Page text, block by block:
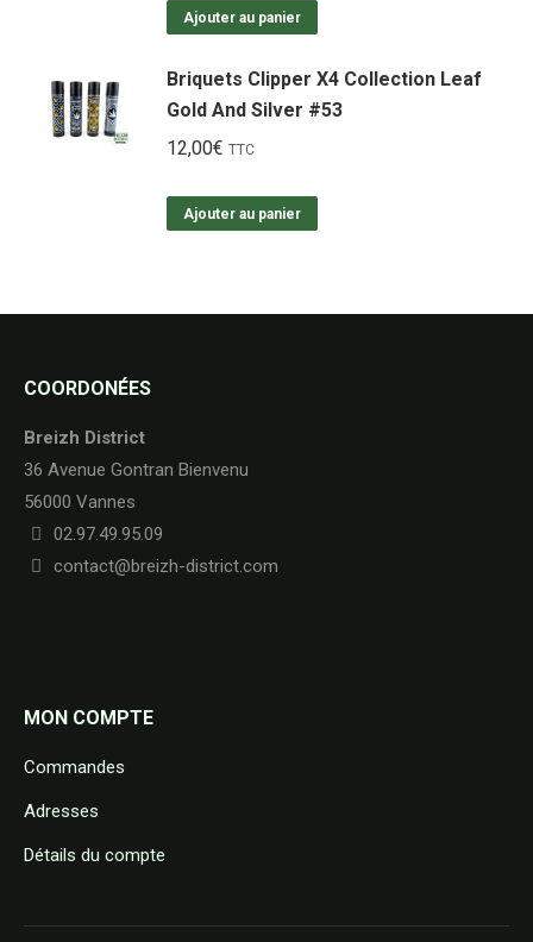
Ajouter au panier
Briquets Clipper X4 Collection Leaf
Gold And Silver #53
12,00€ TTC
Ajouter au panier
COORDONÉES
Breizh District
36 Avenue Gontran Bienvenu
56000 Vannes
02.97.49.95.09
contact@breizh-district.com
MON COMPTE
Commandes
Adresses
Détails du compte